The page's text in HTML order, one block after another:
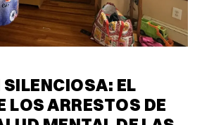
EL
LOS ARRESTOS DE